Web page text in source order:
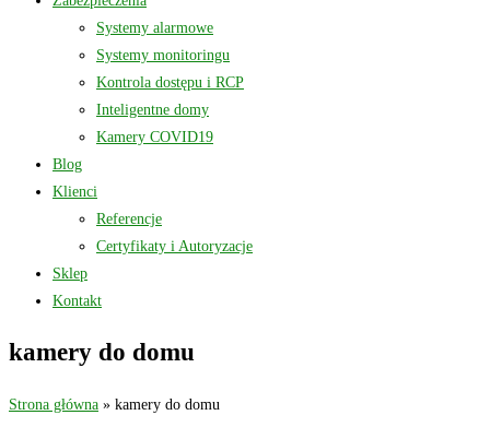
Systemy alarmowe
Systemy monitoringu
Kontrola dostępu i RCP
Inteligentne domy
Kamery COVID19
Blog
Klienci
Referencje
Certyfikaty i Autoryzacje
Sklep
Kontakt
kamery do domu
Strona główna » kamery do domu